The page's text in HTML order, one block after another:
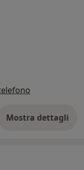
Mostra dettagli
sull'indirizzo